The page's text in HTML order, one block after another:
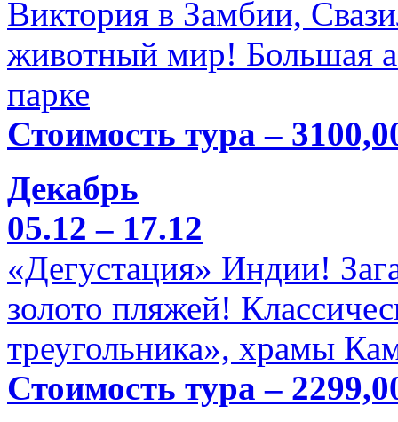
Виктория в Замбии,
животный мир! Большая
парке
Стоимость тура –
Декабрь
05.12 – 17.12
«Дегустация» Индии!
золото пляжей!
треугольника», храмы
Стоимость тура –